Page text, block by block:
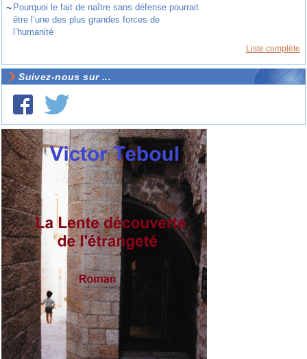
~ Pourquoi le fait de naître sans défense pourrait
être l’une des plus grandes forces de
l’humanité
Liste complète
Suivez-nous sur ...